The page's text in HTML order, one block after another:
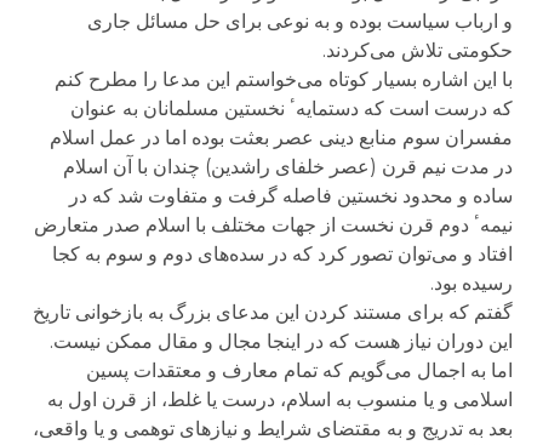
و ارباب سیاست بوده و به نوعی برای حل مسائل جاری
حکومتی تلاش می‌کردند.
با این اشاره بسیار کوتاه می‌خواستم این مدعا را مطرح کنم
که درست است که دستمایهٴ نخستین مسلمانان به عنوان
مفسران سوم منابع دینی عصر بعثت بوده اما در عمل اسلام
در مدت نیم قرن (عصر خلفای راشدین) چندان با آن اسلام
ساده و محدود نخستین فاصله گرفت و متفاوت شد که در
نیمهٴ دوم قرن نخست از جهات مختلف با اسلام صدر متعارض
افتاد و می‌توان تصور کرد که در سده‌های دوم و سوم به کجا
رسیده بود.
گفتم که برای مستند کردن این مدعای بزرگ به بازخوانی تاریخ
این دوران نیاز هست که در اینجا مجال و مقال ممکن نیست.
اما به اجمال می‌گویم که تمام معارف و معتقدات پسین
اسلامی و یا منسوب به اسلام، درست یا غلط، از قرن اول به
بعد به تدریج و به مقتضای شرایط و نیازهای توهمی و یا واقعی،